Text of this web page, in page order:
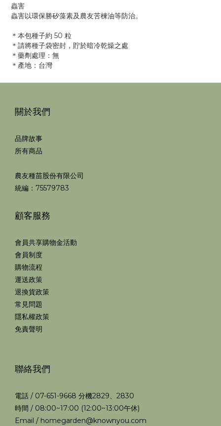
蟲害
蟲害以環保勝矽藻素及農友苦楝油等防治。
＊本包種子約 50 粒
＊請將種子袋密封，貯於暗冷乾燥之處
＊藥劑處理：無
＊產地：台灣
關於我們
品牌故事
所有商品
農友種苗股份有限公司
統編：75579783
顧客服務
會員共享購物金活動
會員制度
購物流程
運送政策
退換貨政策
常見問題
隱私權政策
免責聲明
聯絡我們
電話 / 07-651-9668 分機2829、2830
時間 / 08:00~17:00 (12:00~13:00午休)
Email / homegarden@knownyou.com